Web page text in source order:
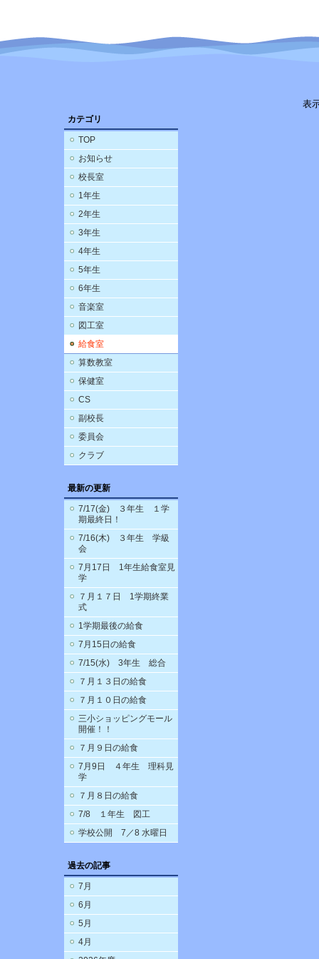
カテゴリ
TOP
お知らせ
校長室
1年生
2年生
3年生
4年生
5年生
6年生
音楽室
図工室
給食室
算数教室
保健室
CS
副校長
委員会
クラブ
最新の更新
7/17(金) ３年生 １学
期最終日！
7/16(木) ３年生 学級
会
7月17日 1年生給食室見
学
７月１７日 1学期終業
式
1学期最後の給食
7月15日の給食
7/15(水) 3年生 総合
７月１３日の給食
７月１０日の給食
三小ショッピングモール
開催！！
７月９日の給食
7月9日 ４年生 理科見
学
７月８日の給食
7/8 １年生 図工
学校公開 7／8 水曜日
過去の記事
7月
6月
5月
4月
表